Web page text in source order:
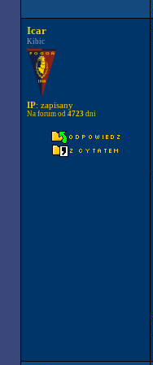
Icar
Kibic
IP: zapisany
Na forum od 4723dni